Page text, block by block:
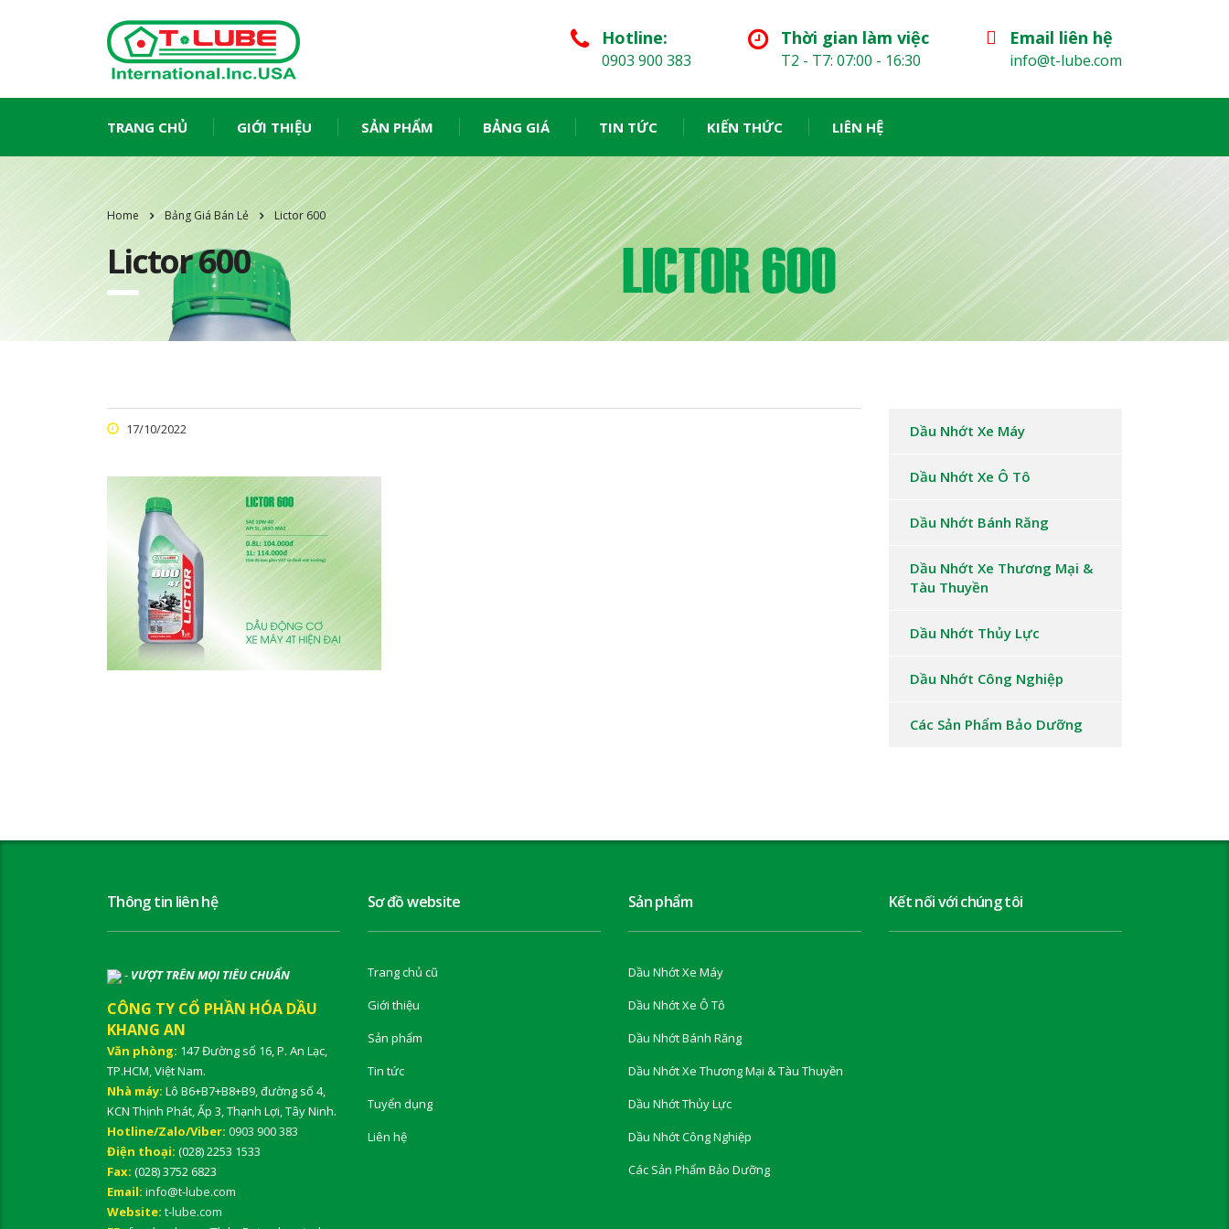
Email liên hệ
info@t-lube.com
Thời gian làm việc
T2 - T7: 07:00 - 16:30
Hotline:
0903 900 383
TRANG CHỦ GIỚI THIỆU SẢN PHẨM BẢNG GIÁ TIN TỨC KIẾN THỨC LIÊN HỆ
Home Bảng Giá Bán Lẻ Lictor 600
Lictor 600
17/10/2022 Dầu Nhớt Xe Máy
Dầu Nhớt Xe Ô Tô
Dầu Nhớt Bánh Răng
Dầu Nhớt Xe Thương Mại &
Tàu Thuyền
Dầu Nhớt Thủy Lực
Dầu Nhớt Công Nghiệp
Các Sản Phẩm Bảo Dưỡng
Thông tin liên hệ
- VƯỢT TRÊN MỌI TIÊU CHUẨN
CÔNG TY CỔ PHẦN HÓA DẦU
KHANG AN
Văn phòng: 147 Đường số 16, P. An Lạc,
TP.HCM, Việt Nam.
Nhà máy: Lô B6+B7+B8+B9, đường số 4,
KCN Thịnh Phát, Ấp 3, Thạnh Lợi, Tây Ninh.
Hotline/Zalo/Viber: 0903 900 383
Điện thoại: (028) 2253 1533
Fax: (028) 3752 6823
Email: info@t-lube.com
Website: t-lube.com
Sơ đồ website
Trang chủ cũ
Giới thiệu
Sản phẩm
Tin tức
Tuyển dụng
Liên hệ
Sản phẩm
Dầu Nhớt Xe Máy
Dầu Nhớt Xe Ô Tô
Dầu Nhớt Bánh Răng
Dầu Nhớt Xe Thương Mại & Tàu Thuyền
Dầu Nhớt Thủy Lực
Dầu Nhớt Công Nghiệp
Các Sản Phẩm Bảo Dưỡng
Kết nối với chúng tôi